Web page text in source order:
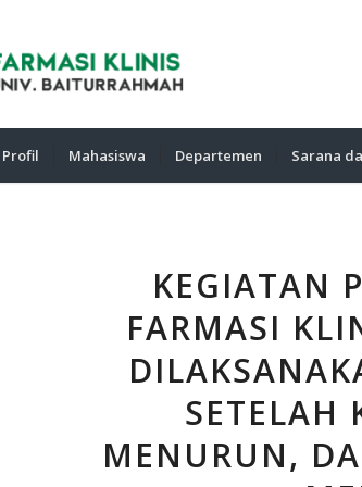
Profil Mahasiswa Departemen Sarana
KEGIATAN
FARMASI
SETELAH
MENURUN,